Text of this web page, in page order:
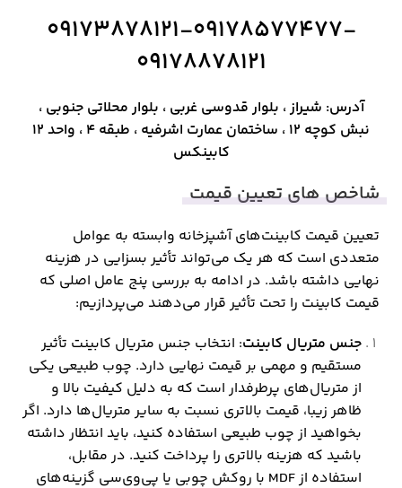
09173878121-09178577477-
09178878121
آدرس: شیراز ، بلوار قدوسی غربی ، بلوار محلاتی جنوبی ،
نبش کوچه ۱۲ ، ساختمان عمارت اشرفیه ، طبقه ۴ ، واحد ۱۲
کابینکس
شاخص های تعیین قیمت
تعیین قیمت کابینت‌های آشپزخانه وابسته به عوامل
متعددی است که هر یک می‌تواند تأثیر بسزایی در هزینه
نهایی داشته باشد. در ادامه به بررسی پنج عامل اصلی که
قیمت کابینت را تحت تأثیر قرار می‌دهند می‌پردازیم:
جنس متریال کابینت: انتخاب جنس متریال کابینت تأثیر
مستقیم و مهمی بر قیمت نهایی دارد. چوب طبیعی یکی
از متریال‌های پرطرفدار است که به دلیل کیفیت بالا و
ظاهر زیبا، قیمت بالاتری نسبت به سایر متریال‌ها دارد. اگر
بخواهید از چوب طبیعی استفاده کنید، باید انتظار داشته
باشید که هزینه بالاتری را پرداخت کنید. در مقابل،
استفاده از MDF با روکش چوبی یا پی‌وی‌سی گزینه‌های